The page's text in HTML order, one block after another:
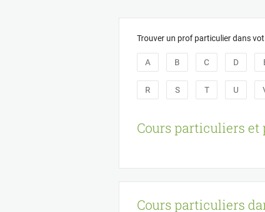
Trouver un prof particulier dans
A B C D
R S T U
Cours particuliers
Cours particuliers